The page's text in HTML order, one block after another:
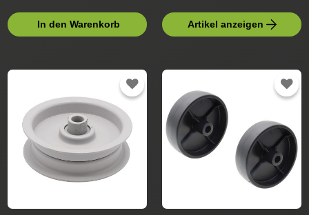
In den Warenkorb Artikel anzeigen